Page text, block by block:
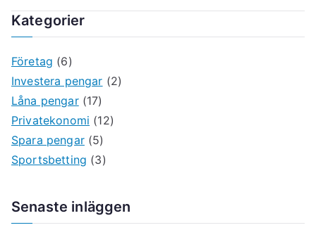
Kategorier
Företag (6)
Investera pengar (2)
Låna pengar(17)
Privatekonomi (12)
Spara pengar(5)
Sportsbetting (3)
Senaste inläggen